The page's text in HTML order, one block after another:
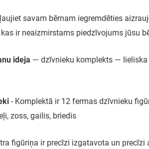
savam bērnam iegremdēties
ir neaizmirstams piedzīvojums jūsu
ideja — dzīvnieku komplekts — lieliska
- Komplektā ir 12 fermas dzīvnieku
zoss, gailis, briedis
figūriņa ir precīzi izgatavota un precīzi